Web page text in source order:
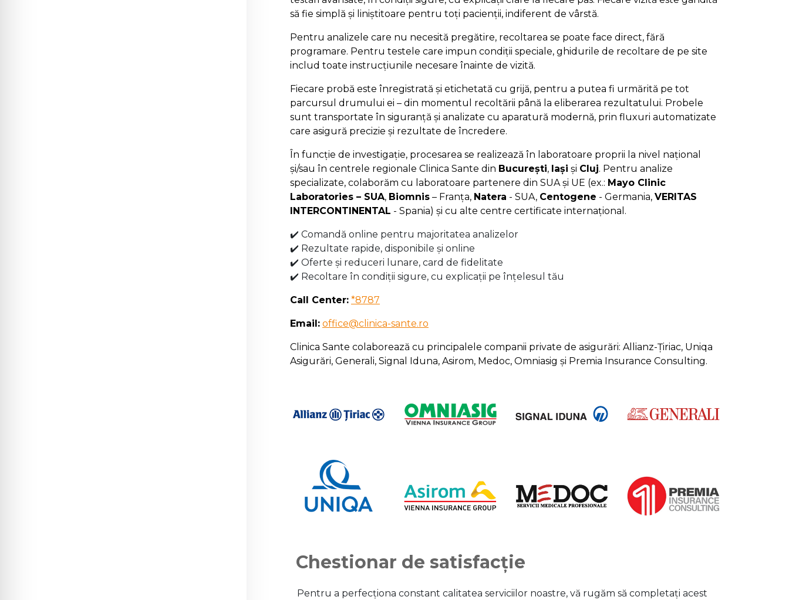
să fie simplă și liniștitoare pentru toți pacienții, indiferent de vârstă.
Pentru analizele care nu necesită pregătire, recoltarea se poate face direct, fără
programare. Pentru testele care impun condiții speciale, ghidurile de recoltare de pe site
includ toate instrucțiunile necesare înainte de vizită.
Fiecare probă este înregistrată și etichetată cu grijă, pentru a putea fi urmărită pe tot
parcursul drumului ei – din momentul recoltării până la eliberarea rezultatului. Probele
sunt transportate în siguranță și analizate cu aparatură modernă, prin fluxuri automatizate
care asigură precizie și rezultate de încredere.
În funcție de investigație, procesarea se realizează în laboratoare proprii la nivel național
și/sau în centrele regionale Clinica Sante din București, Iași și Cluj. Pentru analize
specializate, colaborăm cu laboratoare partenere din SUA și UE (ex.: Mayo Clinic
Laboratories – SUA, Biomnis – Franța, Natera - SUA, Centogene - Germania, VERITAS
INTERCONTINENTAL - Spania) și cu alte centre certificate internațional.
✔️ Comandă online pentru majoritatea analizelor
✔️ Rezultate rapide, disponibile și online
✔️ Oferte și reduceri lunare, card de fidelitate
✔️ Recoltare în condiții sigure, cu explicații pe înțelesul tău
Call Center: *8787
Email: office@clinica-sante.ro
Clinica Sante colaborează cu principalele companii private de asigurări: Allianz-Țiriac, Uniqa
Asigurări, Generali, Signal Iduna, Asirom, Medoc, Omniasig și Premia Insurance Consulting.
Chestionar de satisfacție
Pentru a perfecționa constant calitatea serviciilor noastre, vă rugăm să completați acest